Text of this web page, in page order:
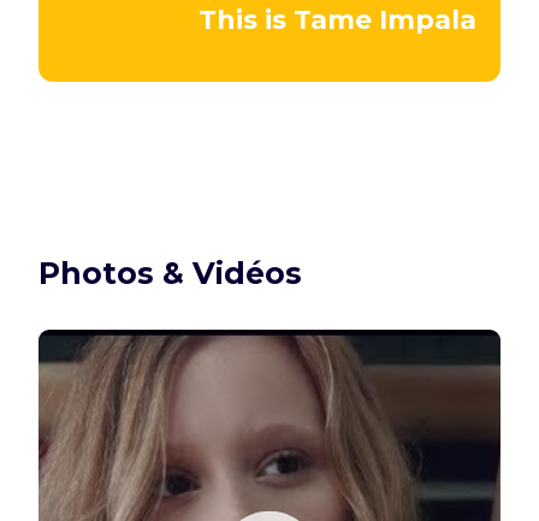
This is Tame Impala
Photos & Vidéos